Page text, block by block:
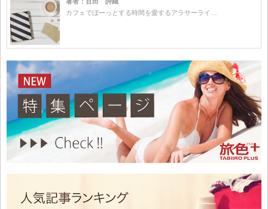
カフェでぼーっとする時間を愛するアラサーライ…